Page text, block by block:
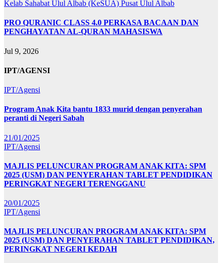
Kelab Sahabat Ulul Albab (KeSUA) Pusat Ulul Albab
PRO QURANIC CLASS 4.0 PERKASA BACAAN DAN
PENGHAYATAN AL-QURAN MAHASISWA
Jul 9, 2026
IPT/AGENSI
IPT/Agensi
Program Anak Kita bantu 1833 murid dengan penyerahan
peranti di Negeri Sabah
21/01/2025
IPT/Agensi
MAJLIS PELUNCURAN PROGRAM ANAK KITA: SPM
2025 (USM) DAN PENYERAHAN TABLET PENDIDIKAN
PERINGKAT NEGERI TERENGGANU
20/01/2025
IPT/Agensi
MAJLIS PELUNCURAN PROGRAM ANAK KITA: SPM
2025 (USM) DAN PENYERAHAN TABLET PENDIDIKAN,
PERINGKAT NEGERI KEDAH